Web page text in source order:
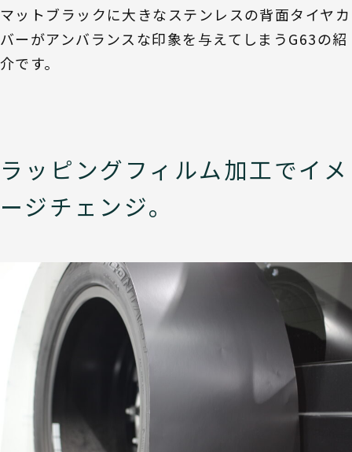
マットブラックに大きなステンレスの背面タイヤカ
バーがアンバランスな印象を与えてしまうG63の紹
介です。
ラッピングフィルム加工でイメ
ージチェンジ。